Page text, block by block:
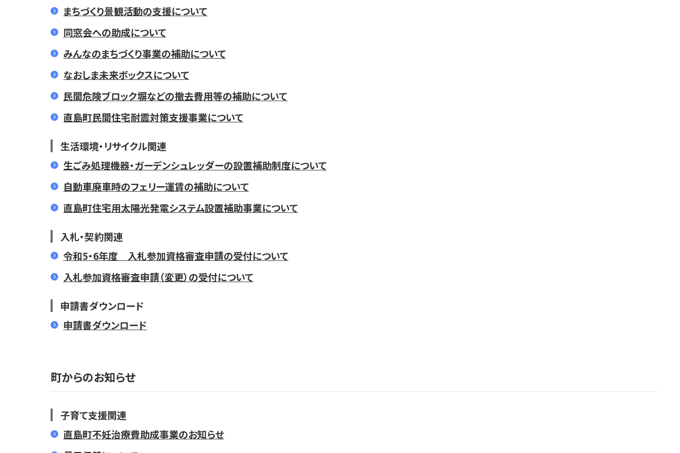
まちづくり景観活動の支援について
同窓会への助成について
みんなのまちづくり事業の補助について
なおしま未来ボックスについて
民間危険ブロック塀などの撤去費用等の補助について
直島町民間住宅耐震対策支援事業について
生活環境・リサイクル関連
生ごみ処理機器・ガーデンシュレッダーの設置補助制度について
自動車廃車時のフェリー運賃の補助について
直島町住宅用太陽光発電システム設置補助事業について
入札・契約関連
令和5・6年度 入札参加資格審査申請の受付について
入札参加資格審査申請（変更）の受付について
申請書ダウンロード
申請書ダウンロード
町からのお知らせ
子育て支援関連
直島町不妊治療費助成事業のお知らせ